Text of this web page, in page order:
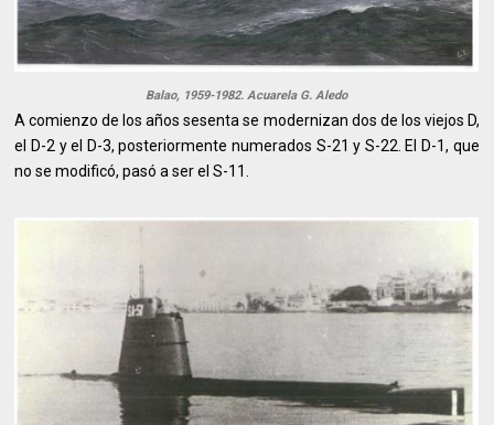
Balao, 1959-1982. Acuarela G. Aledo
A comienzo de los años sesenta se modernizan dos de los viejos D,
el D-2 y el D-3, posteriormente numerados S-21 y S-22. El D-1, que
no se modificó, pasó a ser el S-11.